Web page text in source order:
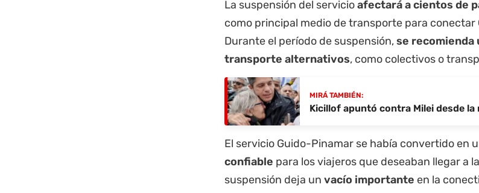
La suspensión del servicioafectará a cientos de
como principal medio de transporte para conectar
Durante el período de suspensión,se
transporte alternativos, como colectivos o
MIRÁ TAMBIÉN:
Kicillof apuntó contra Milei desde la
El servicio Guido-Pinamar se había convertido en
confiable para los viajeros que deseaban llegar a
suspensión deja un vacío importante en la